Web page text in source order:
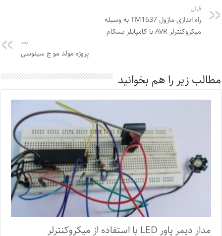
قبلی
راه اندازی ماژول TM1637 به وسیله
میکروکنترلر AVR با کامپایلر بسکام
بعد
پروژه مولد مو ج سینوسی
مطالب زیر را هم بخوانید
مدار دیمر پاور LED با استفاده از میکروکنترلر